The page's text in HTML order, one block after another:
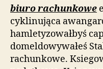
biuro rachunkowe
cyklinująca
hamletyzowałbyś
domeldowywałeś
rachunkowe.